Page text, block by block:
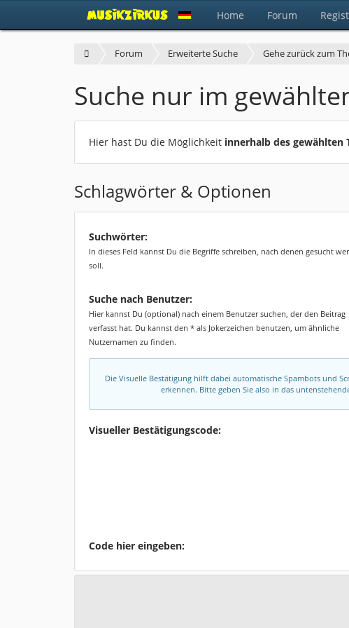
Home Forum
Forum Erweiterte Suche Gehe zurück zum
Suche nur im
Hier hast Du die Möglichkeit innerhalb des gewählten
Schlagwörter & Optionen
Suchwörter:
In dieses Feld kannst Du die Begriffe schreiben, nach denen gesucht
soll.
Suche nach Benutzer:
Hier kannst Du (optional) nach einem Benutzer suchen, der den Beitrag
verfasst hat. Du kannst den * als Jokerzeichen benutzen, um ähnliche
Nutzernamen zu finden.
Die Visuelle Bestätigung hilft dabei automatische Spambots und
erkennen. Bitte geben Sie also in das
Visueller Bestätigungscode:
Code hier eingeben: